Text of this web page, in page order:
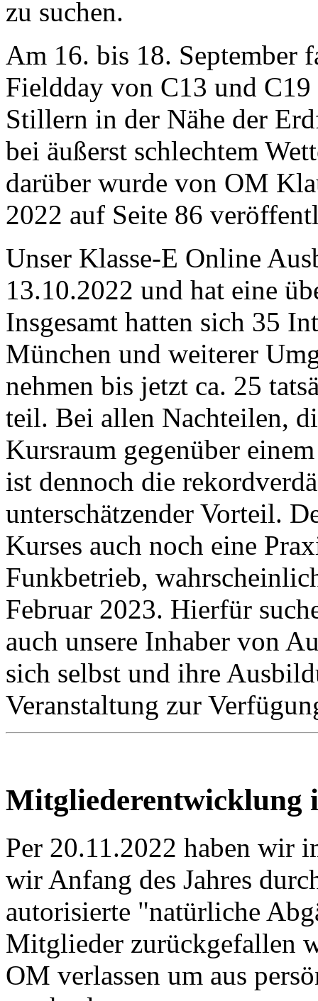
zu suchen.
Am 16. bis 18. September
Fieldday von C13 und
Stillern in der Nähe der
bei äußerst schlechtem
darüber wurde von OM
2022 auf Seite 86
Unser Klasse-E Online
13.10.2022 und hat eine
Insgesamt hatten sich 35
München und weiterer
nehmen bis jetzt ca. 25
teil. Bei allen Nachteilen,
Kursraum gegenüber
ist dennoch die
unterschätzender Vorteil.
Kurses auch noch eine
Funkbetrieb,
Februar 2023. Hierfür
auch unsere Inhaber von
sich selbst und ihre
Veranstaltung zur
Mitgliederentwicklung
Per 20.11.2022 haben wir
wir Anfang des Jahres
autorisierte "natürliche
Mitglieder zurückgefallen
OM verlassen um aus